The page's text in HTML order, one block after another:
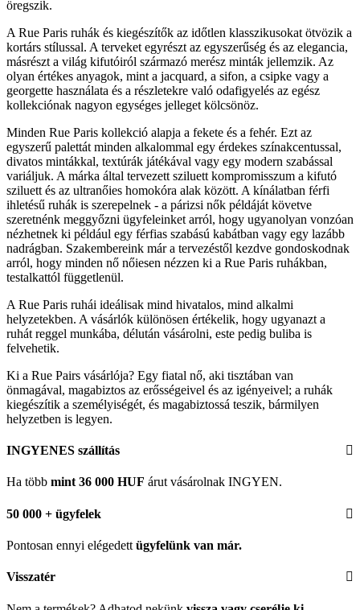
öregszik.
A Rue Paris ruhák és kiegészítők az időtlen klasszikusokat ötvözik a
kortárs stílussal. A terveket egyrészt az egyszerűség és az elegancia,
másrészt a világ kifutóiról származó merész minták jellemzik. Az
olyan értékes anyagok, mint a jacquard, a sifon, a csipke vagy a
georgette használata és a részletekre való odafigyelés az egész
kollekciónak nagyon egységes jelleget kölcsönöz.
Minden Rue Paris kollekció alapja a fekete és a fehér. Ezt az
egyszerű palettát minden alkalommal egy érdekes színakcentussal,
divatos mintákkal, textúrák játékával vagy egy modern szabással
variáljuk. A márka által tervezett sziluett kompromisszum a kifutó
sziluett és az ultranőies homokóra alak között. A kínálatban férfi
ihletésű ruhák is szerepelnek - a párizsi nők példáját követve
szeretnénk meggyőzni ügyfeleinket arról, hogy ugyanolyan vonzóan
nézhetnek ki például egy férfias szabású kabátban vagy egy lazább
nadrágban. Szakembereink már a tervezéstől kezdve gondoskodnak
arról, hogy minden nő nőiesen nézzen ki a Rue Paris ruhákban,
testalkattól függetlenül.
A Rue Paris ruhái ideálisak mind hivatalos, mind alkalmi
helyzetekben. A vásárlók különösen értékelik, hogy ugyanazt a
ruhát reggel munkába, délután vásárolni, este pedig buliba is
felvehetik.
Ki a Rue Pairs vásárlója? Egy fiatal nő, aki tisztában van
önmagával, magabiztos az erősségeivel és az igényeivel; a ruhák
kiegészítik a személyiségét, és magabiztossá teszik, bármilyen
helyzetben is legyen.
INGYENES szállítás
Ha több mint 36 000 HUF árut vásárolnak INGYEN.
50 000 + ügyfelek
Pontosan ennyi elégedett ügyfelünk van már.
Visszatér